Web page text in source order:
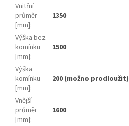
Vnitřní
průměr
[mm]:
1350
Výška bez
komínku
[mm]:
1500
Výška
komínku
[mm]:
200 (možno prodloužit)
Vnější
průměr
[mm]:
1600